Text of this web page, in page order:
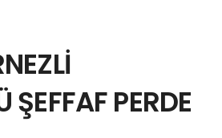
ŞEFFAF PERDE